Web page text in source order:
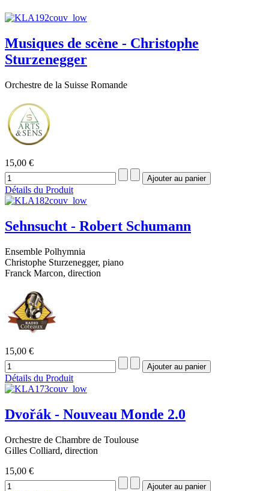
Musiques de scène - Christophe
Sturzenegger
Orchestre de la Suisse Romande
15,00 €
Détails du Produit
Sehnsucht - Robert Schumann
Ensemble Polhymnia
Christophe Sturzenegger, piano
Franck Marcon, direction
15,00 €
Détails du Produit
Dvořák - Nouveau Monde 2.0
Orchestre de Chambre de Toulouse
Gilles Colliard, direction
15,00 €